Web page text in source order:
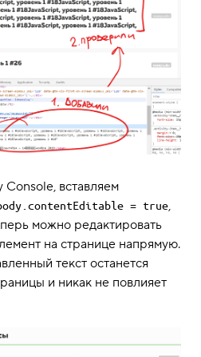
вставляем
= true,
можно редактировать
на странице напрямую.
текст останется
и никак не повлияет